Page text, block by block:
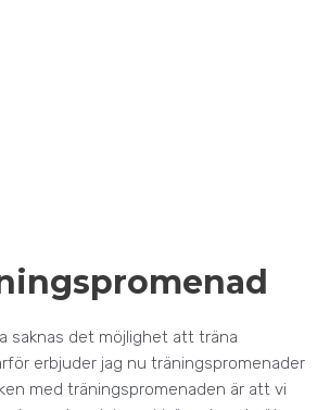
saknas det möjlighet att träna
erbjuder jag nu träningspromenader
med träningspromenaden är att vi